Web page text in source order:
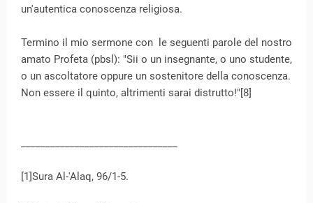
un'autentica conoscenza religiosa.
Termino il mio sermone con le seguenti parole del nostro
amato Profeta (pbsl): "Sii o un insegnante, o uno studente,
o un ascoltatore oppure un sostenitore della conoscenza.
Non essere il quinto, altrimenti sarai distrutto!"[8]
[1]Sura Al-'Alaq, 96/1-5.